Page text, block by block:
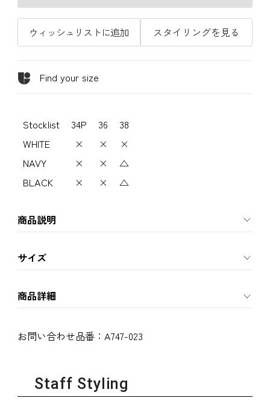
ウィッシュリストに追加 スタイリングを見る
Find your size
Stocklist 34P 36
38
WHITE
× ×
×
NAVY
× ×
△
BLACK
× × △
商品説明
サイズ
商品詳細
お問い合わせ品番： A747-023
Staff Styling